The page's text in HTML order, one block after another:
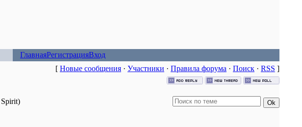
ГлавнаяРегистрацияВход
[ Новые сообщения · Участники · Правила форума · Поиск · RSS ]